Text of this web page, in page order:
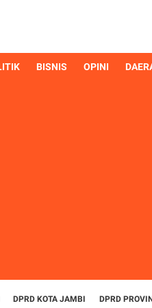
BISNIS OPINI
DPRD KOTA JAMBI DPRD